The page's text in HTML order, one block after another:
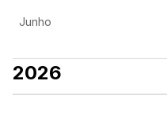
Junho
2026